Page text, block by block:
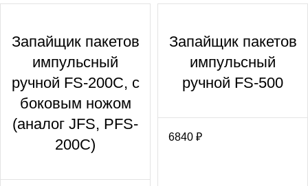
Запайщик пакетов
импульсный
ручной FS-200С, с
боковым ножом
(аналог JFS, PFS-
200C)
Запайщик пакетов
импульсный
ручной FS-500
6840 ₽